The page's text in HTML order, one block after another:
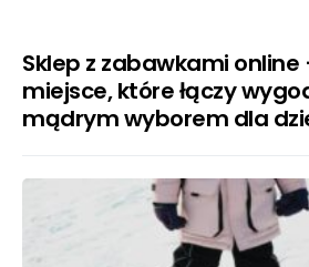
Sklep z zabawkami
miejsce, które łączy
mądrym wyborem dla